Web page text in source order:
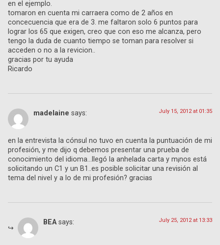
en el ejemplo.
tomaron en cuenta mi carraera como de 2 años en
concecuencia que era de 3. me faltaron solo 6 puntos para
lograr los 65 que exigen, creo que con eso me alcanza, pero
tengo la duda de cuanto tiempo se toman para resolver si
acceden o no a la revicion..
gracias por tu ayuda
Ricardo
madelaine says: July 15, 2012 at 01:35
en la entrevista la cónsul no tuvo en cuenta la puntuación de mi
profesión, y me dijo q debemos presentar una prueba de
conocimiento del idioma…llegó la anhelada carta y m¡nos está
solicitando un C1 y un B1..es posible solicitar una revisión al
tema del nivel y a lo de mi profesión? gracias
BEA says: July 25, 2012 at 13:33